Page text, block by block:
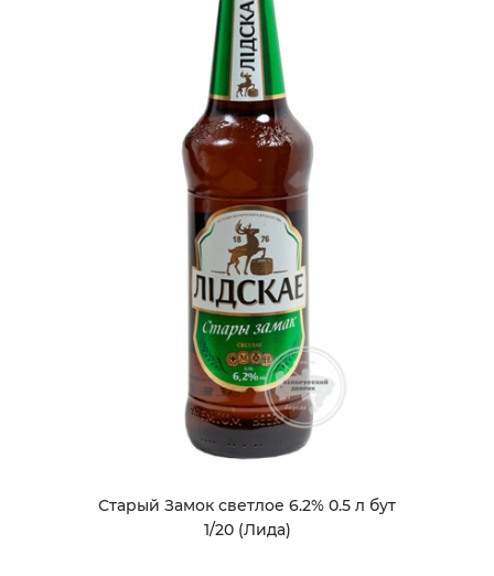
Старый Замок светлое 6.2% 0.5 л бут
1/20 (Лида)